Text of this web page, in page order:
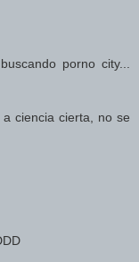
porno city...
ciencia cierta, no se